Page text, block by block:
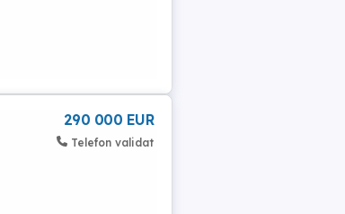
290 000 EUR
Telefon validat